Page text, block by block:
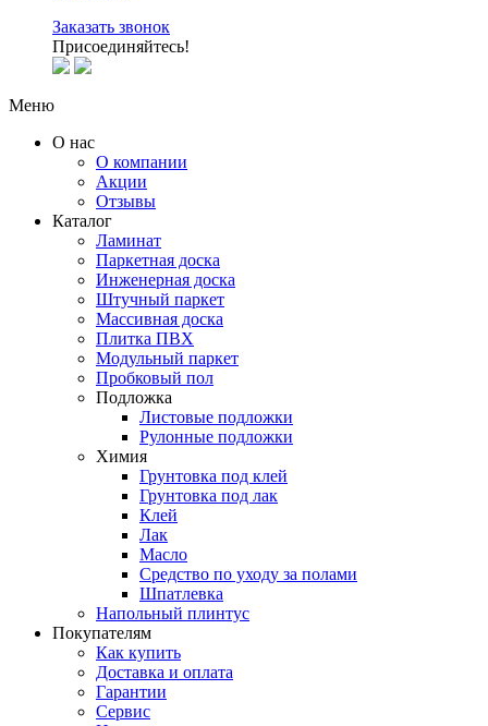
Заказать звонок
Присоединяйтесь!
Меню
О нас
О компании
Акции
Отзывы
Каталог
Ламинат
Паркетная доска
Инженерная доска
Штучный паркет
Массивная доска
Плитка ПВХ
Модульный паркет
Пробковый пол
Подложка
Листовые подложки
Рулонные подложки
Химия
Грунтовка под клей
Грунтовка под лак
Клей
Лак
Масло
Средство по уходу за полами
Шпатлевка
Напольный плинтус
Покупателям
Как купить
Доставка и оплата
Гарантии
Сервис